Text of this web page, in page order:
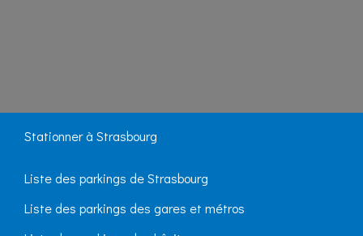
Stationner à Strasbourg
Liste des parkings de Strasbourg
Liste des parkings des gares et métros